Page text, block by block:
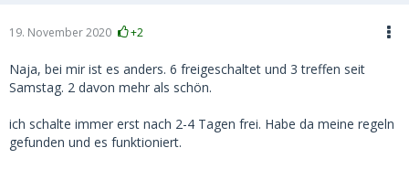
19. November 2020 +2
Naja, bei mir ist es anders. 6 freigeschaltet und 3 treffen seit
Samstag. 2 davon mehr als schön.
ich schalte immer erst nach 2-4 Tagen frei. Habe da meine regeln
gefunden und es funktioniert.